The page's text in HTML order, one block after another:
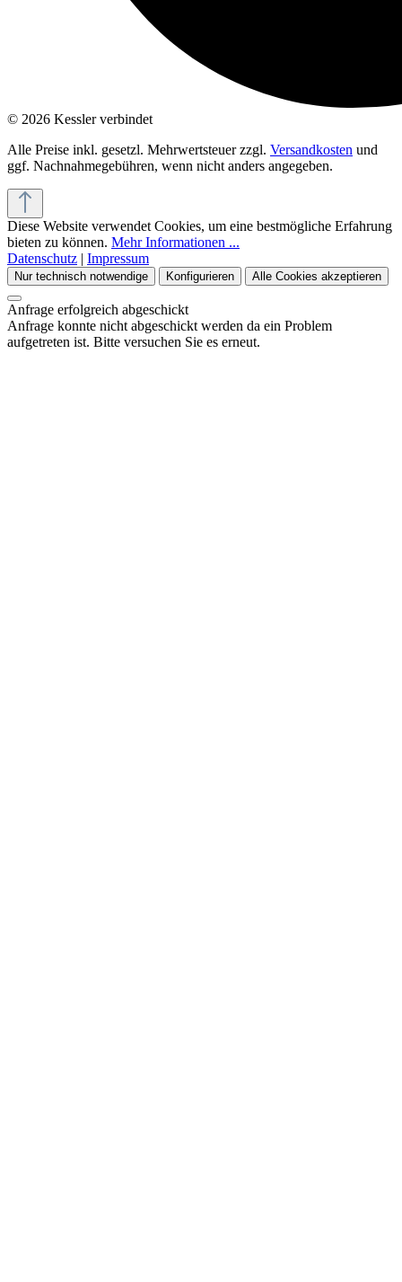
© 2026 Kessler verbindet
Alle Preise inkl. gesetzl. Mehrwertsteuer zzgl. Versandkosten und
ggf. Nachnahmegebühren, wenn nicht anders angegeben.
Diese Website verwendet Cookies, um eine bestmögliche Erfahrung
bieten zu können. Mehr Informationen ...
Datenschutz | Impressum
Nur technisch notwendige Konfigurieren Alle Cookies akzeptieren
Anfrage erfolgreich abgeschickt
Anfrage konnte nicht abgeschickt werden da ein Problem
aufgetreten ist. Bitte versuchen Sie es erneut.